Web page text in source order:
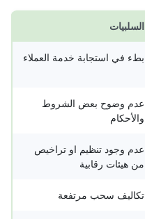
السلبيات
بطء في استجابة خدمة العملاء
عدم وضوح بعض الشروط
والأحكام
عدم وجود تنظيم او تراخيص
من هيئات رقابية
تكاليف سحب مرتفعة